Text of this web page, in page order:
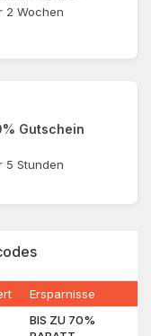
2 Wochen
Gutschein
5 Stunden
Ersparnisse
BIS ZU 70%